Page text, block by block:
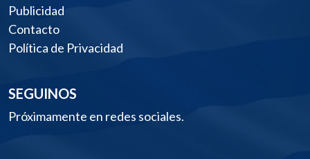
Publicidad
Contacto
Política de Privacidad
SEGUINOS
Próximamente en redes sociales.